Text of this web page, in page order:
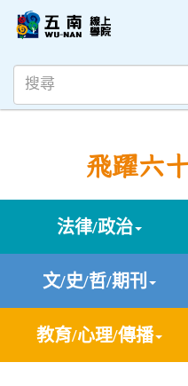
飛躍六
法律/政治
文/史/哲/期刊
教育/心理/傳播